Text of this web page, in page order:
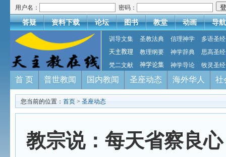
用户名： 密码：
答疑 资料下载 论坛 图书 教堂 动画 导航
训导文集 圣教法典 信理神学
多语圣经
天主教理
教理纲要 神学辞典
思高圣经
梵二文献
神学论集 神学导论 牧灵圣经
首 页 普世教闻 国内教闻 圣座动态 海外华人 社
您当前的位置： 首页 > 圣座动态
教宗说：每天省察良